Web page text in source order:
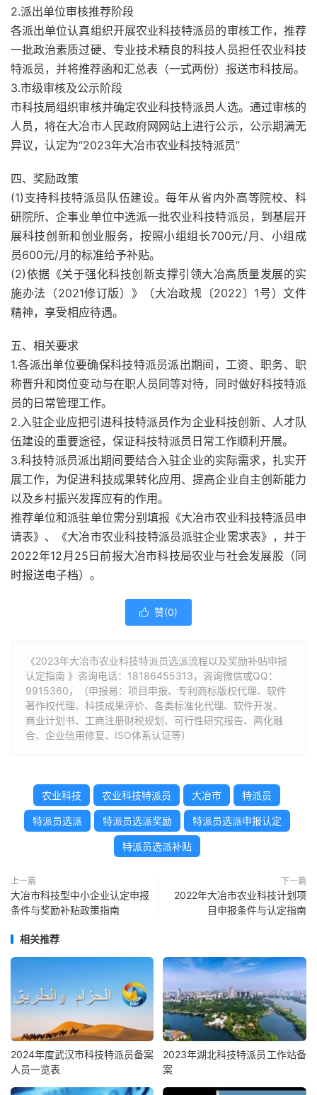
2.派出单位审核推荐阶段
各派出单位认真组织开展农业科技特派员的审核工作，推荐
一批政治素质过硬、专业技术精良的科技人员担任农业科技
特派员，并将推荐函和汇总表（一式两份）报送市科技局。
3.市级审核及公示阶段
市科技局组织审核并确定农业科技特派员人选。通过审核的
人员，将在大冶市人民政府网网站上进行公示，公示期满无
异议，认定为“2023年大冶市农业科技特派员”
四、奖励政策
(1)支持科技特派员队伍建设。每年从省内外高等院校、科
研院所、企事业单位中选派一批农业科技特派员，到基层开
展科技创新和创业服务，按照小组组长700元/月、小组成
员600元/月的标准给予补贴。
(2)依据《关于强化科技创新支撑引领大冶高质量发展的实
施办法（2021修订版）》（大冶政规〔2022〕1号）文件
精神，享受相应待遇。
五、相关要求
1.各派出单位要确保科技特派员派出期间，工资、职务、职
称晋升和岗位变动与在职人员同等对待，同时做好科技特派
员的日常管理工作。
2.入驻企业应把引进科技特派员作为企业科技创新、人才队
伍建设的重要途径，保证科技特派员日常工作顺利开展。
3.科技特派员派出期间要结合入驻企业的实际需求，扎实开
展工作，为促进科技成果转化应用、提高企业自主创新能力
以及乡村振兴发挥应有的作用。
推荐单位和派驻单位需分别填报《大冶市农业科技特派员申
请表》、《大冶市农业科技特派员派驻企业需求表》，并于
2022年12月25日前报大冶市科技局农业与社会发展股（同
时报送电子档）。
 赞(0)
《2023年大冶市农业科技特派员选派流程以及奖励补贴申报
认定指南 》咨询电话： 18186455313，咨询微信或QQ：
9915360，（申报易：项目申报、专利商标版权代理、软件
著作权代理、科技成果评价、各类标准化代理、软件开发、
商业计划书、工商注册财税规划、可行性研究报告、两化融
合、企业信用修复、ISO体系认证等）
农业科技 农业科技特派员 大冶市 特派员
特派员选派 特派员选派奖励 特派员选派申报认定
特派员选派补贴
上一篇
大冶市科技型中小企业认定申报
条件与奖励补贴政策指南
下一篇
2022年大冶市农业科技计划项
目申报条件与认定指南
相关推荐
2024年度武汉市科技特派员备案
人员一览表
2023年湖北科技特派员工作站备
案